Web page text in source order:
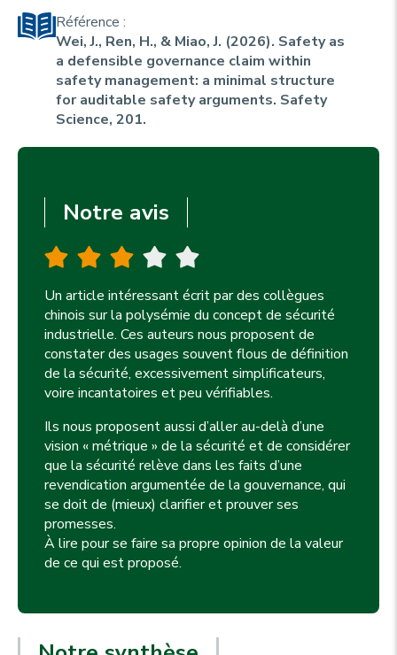
r
i
Référence :
Wei, J., Ren, H., & Miao, J. (2026). Safety as
a defensible governance claim within
safety management: a minimal structure
for auditable safety arguments. Safety
Science, 201.
Notre avis
Un article intéressant écrit par des collègues
chinois sur la polysémie du concept de sécurité
industrielle. Ces auteurs nous proposent de
constater des usages souvent flous de définition
de la sécurité, excessivement simplificateurs,
voire incantatoires et peu vérifiables.
Ils nous proposent aussi d’aller au-delà d’une
vision « métrique » de la sécurité et de considérer
que la sécurité relève dans les faits d’une
revendication argumentée de la gouvernance, qui
se doit de (mieux) clarifier et prouver ses
promesses.
À lire pour se faire sa propre opinion de la valeur
de ce qui est proposé.